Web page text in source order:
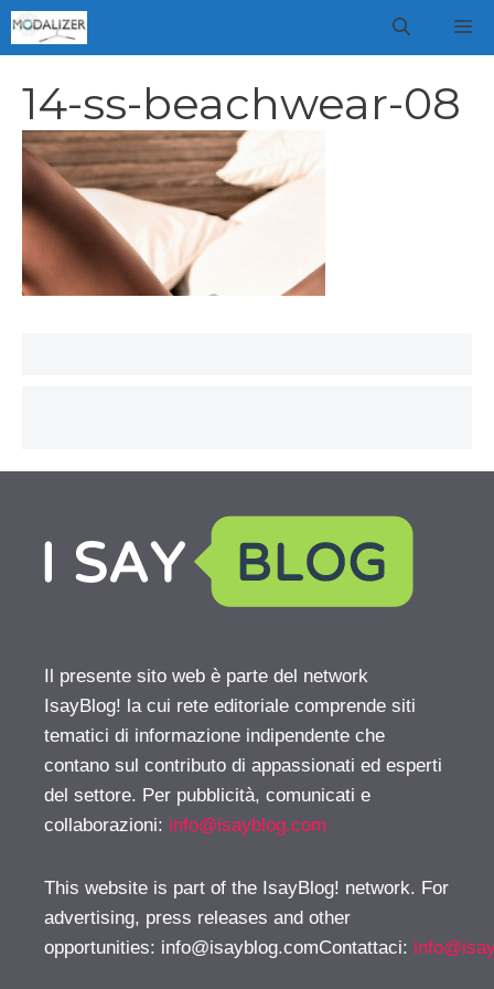
Vai
al
14-ss-beachwear-08
Il presente sito web è parte del network
IsayBlog! la cui rete editoriale comprende siti
tematici di informazione indipendente che
contano sul contributo di appassionati ed esperti
del settore. Per pubblicità, comunicati e
collaborazioni: info@isayblog.com
This website is part of the IsayBlog! network. For
advertising, press releases and other
opportunities: info@isayblog.comContattaci: